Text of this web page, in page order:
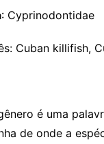
: Cyprinodontidae
Cuban killifish,
é uma
de onde a